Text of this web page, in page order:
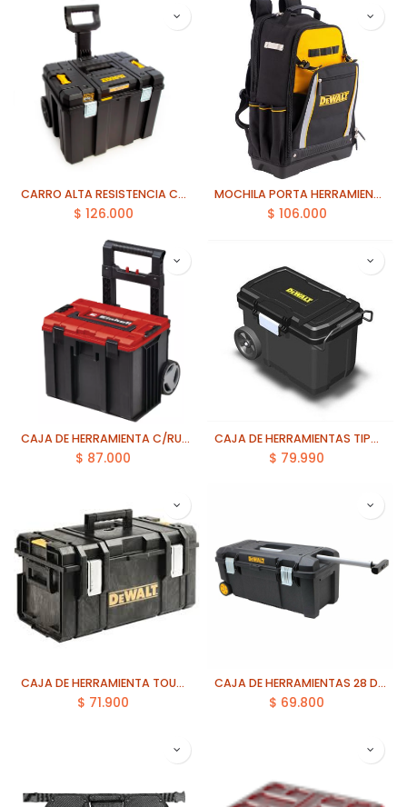
CARRO ALTA RESISTENCIA CON MANGO RETRACTIL 55Lts DEWALT (DWST17820)
$ 126.000
MOCHILA PORTA HERRAMIENTA DEWALT (DWST98016-LA)
$ 106.000
CAJA DE HERRAMIENTA C/RUEDA EINHELL (4540014)
$ 87.000
CAJA DE HERRAMIENTAS TIPO CARRO DEWALT (DWST33090)
$ 79.990
CAJA DE HERRAMIENTA TOUGHSYSTEM (DWST08203H)
$ 71.900
CAJA DE HERRAMIENTAS 28 DEWALT (DWST28100)
$ 69.800